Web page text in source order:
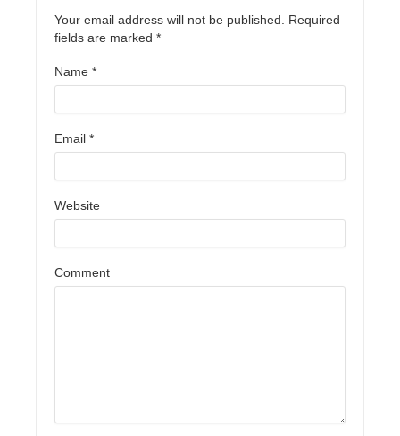
Your email address will not be published. Required
fields are marked *
Name *
Email *
Website
Comment